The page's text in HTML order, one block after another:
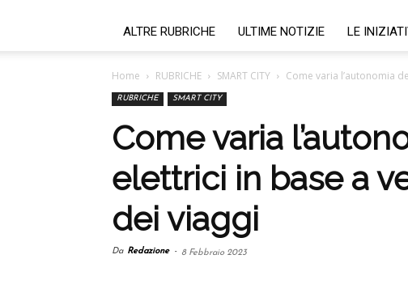
ALTRE RUBRICHE ULTIME NOTIZIE LE
Home RUBRICHE SMART CITY Come varia l’autonomia
RUBRICHE SMART CITY
Come varia
elettrici in base a
dei viaggi
Da Redazione - 8 Febbraio 2023